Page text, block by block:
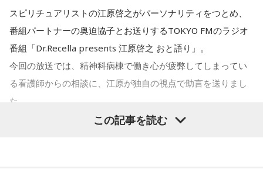
いくような“若さ”をすごく感じました。
次回8月8日（土）の放送は、シンガーソングライター・バー
チャルYouTuberのぼっちぼろまるさんをゲストに迎えてお届
けします。
----------------------------------------------------
ほのか：「これ描いて死ね」は、マンガを描くことを題材に
江原：私はね、ちょっと意外なことを申し上げるようだけれ
ど、「体力」だと思います。やっぱり、ちゃんと食べて、よ
く寝る。で、やっぱり看護師さんって不規則でしょう？ 夜勤
とかね。いろいろとシフトがあるから、身体のコンディショ
ンを持っていくのがとっても大変だと思うの。
これ、ばかにならなくて、私、いつもフィジカルとスピリチ
ュアルというものは、いつも同じく同等に思わなきゃダメだ
スピリチュアリストの江原啓之がパーソナリティをつとめ、
番組パートナーの奥迫協子とお送りするTOKYO FMのラジオ
番組「Dr.Recella presents 江原啓之 おと語り」。
今回の放送では、精神科病棟で働き心が疲弊してしまってい
る看護師からの相談に、江原が独自の視点で助言を送りまし
た。
この記事を読む